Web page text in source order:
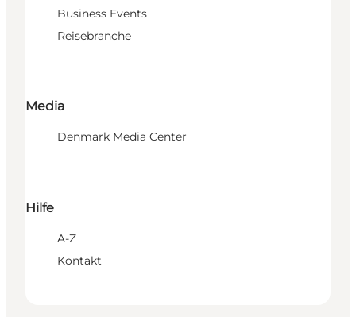
Business Events
Reisebranche
Media
Denmark Media Center
Hilfe
A-Z
Kontakt